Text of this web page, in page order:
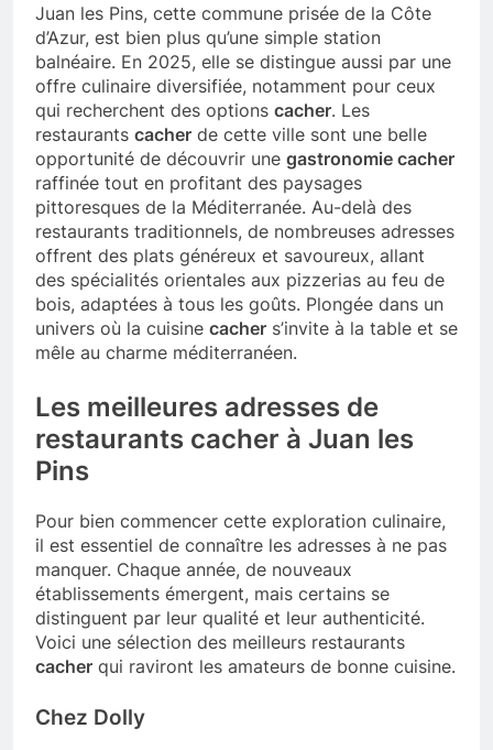
Juan les Pins, cette commune prisée de la Côte
d’Azur, est bien plus qu’une simple station
balnéaire. En 2025, elle se distingue aussi par une
offre culinaire diversifiée, notamment pour ceux
qui recherchent des options cacher. Les
restaurants cacher de cette ville sont une belle
opportunité de découvrir une gastronomie cacher
raffinée tout en profitant des paysages
pittoresques de la Méditerranée. Au-delà des
restaurants traditionnels, de nombreuses adresses
offrent des plats généreux et savoureux, allant
des spécialités orientales aux pizzerias au feu de
bois, adaptées à tous les goûts. Plongée dans un
univers où la cuisine cacher s’invite à la table et se
mêle au charme méditerranéen.
Les meilleures adresses de
restaurants cacher à Juan les
Pins
Pour bien commencer cette exploration culinaire,
il est essentiel de connaître les adresses à ne pas
manquer. Chaque année, de nouveaux
établissements émergent, mais certains se
distinguent par leur qualité et leur authenticité.
Voici une sélection des meilleurs restaurants
cacher qui raviront les amateurs de bonne cuisine.
Chez Dolly